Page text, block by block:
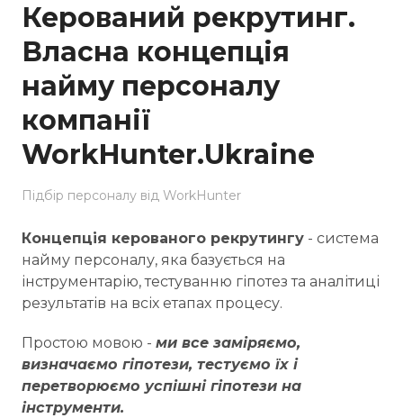
Керований рекрутинг.
Власна концепція
найму персоналу
компанії
WorkHunter.Ukraine
Підбір персоналу від WorkHunter
Концепція керованого рекрутингу - система
найму персоналу, яка базується на
інструментарію, тестуванню гіпотез та аналітиці
результатів на всіх етапах процесу.
Простою мовою - ми все заміряємо,
визначаємо гіпотези, тестуємо їх і
перетворюємо успішні гіпотези на
інструменти.